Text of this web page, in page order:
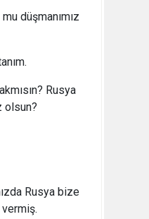
düşmanımız
Rusya
olsun?
Rusya bize